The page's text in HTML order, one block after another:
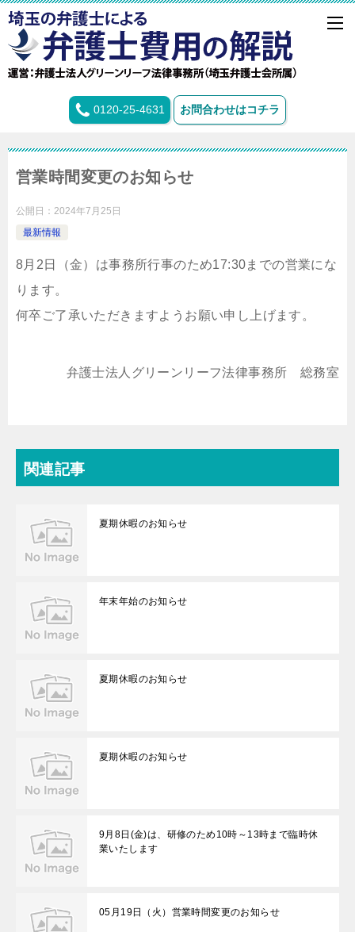
0120-25-4631 お問合わせはコチラ
営業時間変更のお知らせ
公開日： 2024年7月25日
最新情報
8月2日（金）は事務所行事のため17:30までの営業にな
ります。
何卒ご了承いただきますようお願い申し上げます。
弁護士法人グリーンリーフ法律事務所 総務室
関連記事
夏期休暇のお知らせ
年末年始のお知らせ
夏期休暇のお知らせ
夏期休暇のお知らせ
9月8日(金)は、研修のため10時～13時まで臨時休
業いたします
05月19日（火）営業時間変更のお知らせ